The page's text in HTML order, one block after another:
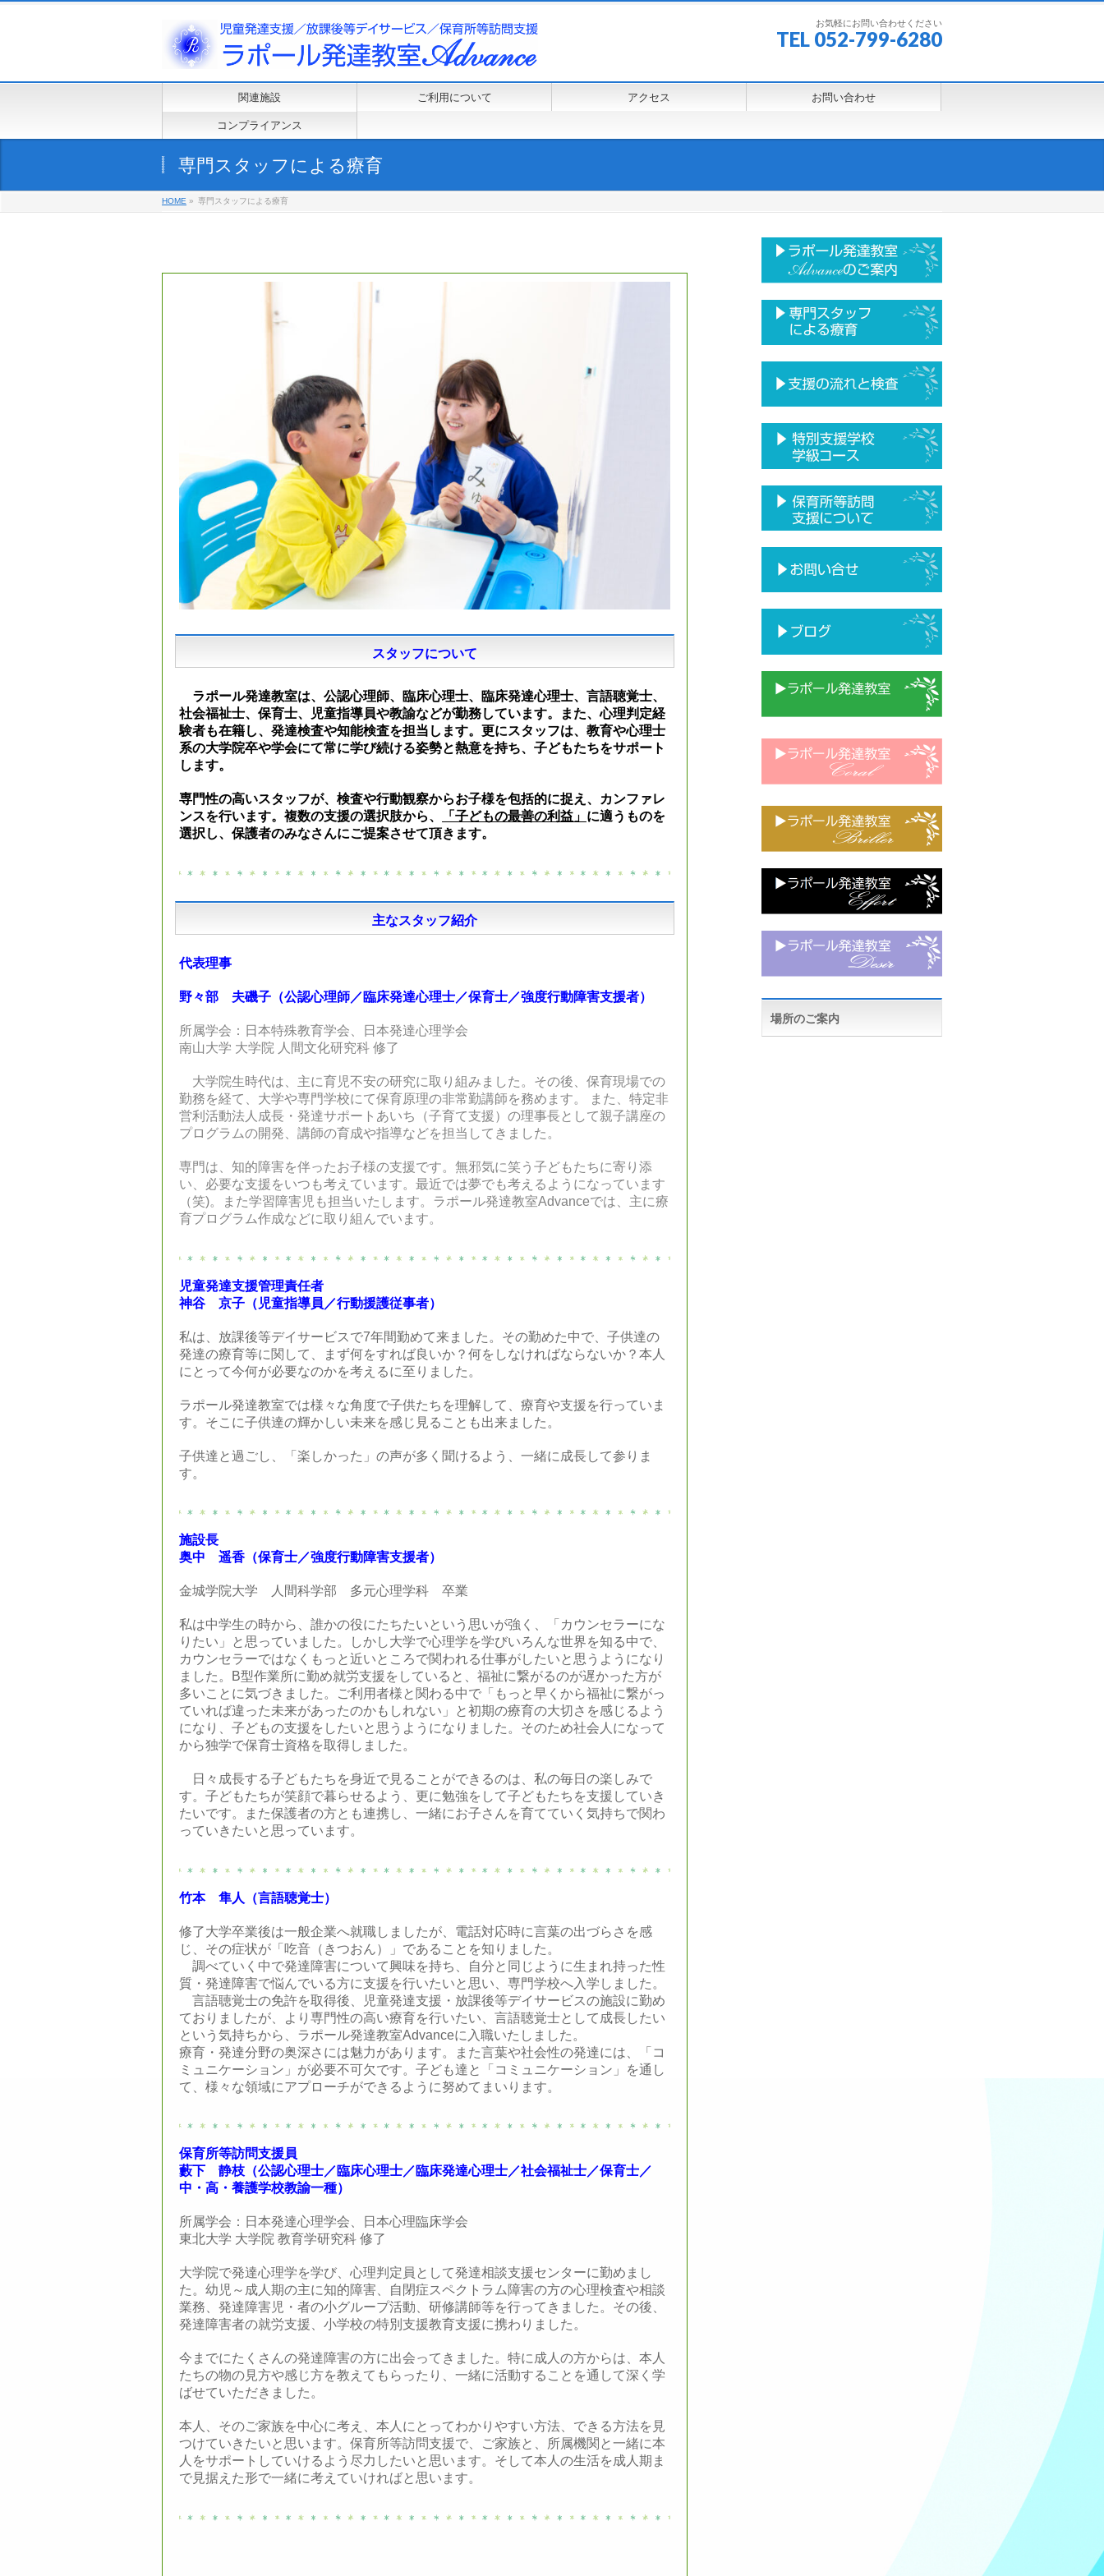
お気軽にお問い合わせください
TEL 052-799-6280
関連施設 ご利用について アクセス お問い合わせ
コンプライアンス
専門スタッフによる療育
HOME » 専門スタッフによる療育
スタッフについて
ラポール発達教室は、公認心理師、臨床心理士、臨床発達心理士、言語聴覚士、
社会福祉士、保育士、児童指導員や教諭などが勤務しています。また、心理判定経
験者も在籍し、発達検査や知能検査を担当します。更にスタッフは、教育や心理士
系の大学院卒や学会にて常に学び続ける姿勢と熱意を持ち、子どもたちをサポート
します。
専門性の高いスタッフが、検査や行動観察からお子様を包括的に捉え、カンファレ
ンスを行います。複数の支援の選択肢から、
「子どもの最善の利益」 に適うものを
選択し、保護者のみなさんにご提案させて頂きます。
主なスタッフ紹介
代表理事
野々部 夫磯子（公認心理師／臨床発達心理士／保育士／強度行動障害支援者）
所属学会：日本特殊教育学会、日本発達心理学会
南山大学 大学院 人間文化研究科 修了
大学院生時代は、主に育児不安の研究に取り組みました。その後、保育現場での
勤務を経て、大学や専門学校にて保育原理の非常勤講師を務めます。 また、特定非
営利活動法人成長・発達サポートあいち（子育て支援）の理事長として親子講座の
プログラムの開発、講師の育成や指導などを担当してきました。
専門は、知的障害を伴ったお子様の支援です。無邪気に笑う子どもたちに寄り添
い、必要な支援をいつも考えています。最近では夢でも考えるようになっています
（笑)。また学習障害児も担当いたします。ラポール発達教室Advanceでは、主に療
育プログラム作成などに取り組んでいます。
児童発達支援管理責任者
神谷 京子（児童指導員 ／行動援護従事者）
私は、放課後等デイサービスで7年間勤めて来ました。その勤めた中で、子供達の
発達の療育等に関して、まず何をすれば良いか？何をしなければならないか？本人
にとって今何が必要なのかを考えるに至りました。
ラポール発達教室では様々な角度で子供たちを理解して、療育や支援を行っていま
す。そこに子供達の輝かしい未来を感じ見ることも出来ました。
子供達と過ごし、「楽しかった」の声が多く聞けるよう、一緒に成長して参りま
す。
施設長
奥中 遥香（保育士／強度行動障害支援者）
金城学院大学 人間科学部 多元心理学科 卒業
私は中学生の時から、誰かの役にたちたいという思いが強く、「カウンセラーにな
りたい」と思っていました。しかし大学で心理学を学びいろんな世界を知る中で、
カウンセラーではなくもっと近いところで関われる仕事がしたいと思うようになり
ました。B型作業所に勤め就労支援をしていると、福祉に繋がるのが遅かった方が
多いことに気づきました。ご利用者様と関わる中で「もっと早くから福祉に繋がっ
ていれば違った未来があったのかもしれない」と初期の療育の大切さを感じるよう
になり、子どもの支援をしたいと思うようになりました。そのため社会人になって
から独学で保育士資格を取得しました。
日々成長する子どもたちを身近で見ることができるのは、私の毎日の楽しみで
す。子どもたちが笑顔で暮らせるよう、更に勉強をして子どもたちを支援していき
たいです。また保護者の方とも連携し、一緒にお子さんを育てていく気持ちで関わ
っていきたいと思っています。
竹本 隼人（言語聴覚士）
修了大学卒業後は一般企業へ就職しましたが、電話対応時に言葉の出づらさを感
じ、その症状が「吃音（きつおん）
」であることを知りました。
調べていく中で発達障害について興味を持ち、自分と同じように生まれ持った性
質・発達障害で悩んでいる方に支援を行いたいと思い、専門学校へ入学しました。
言語聴覚士の免許を取得後、児童発達支援・放課後等デイサービスの施設に勤め
ておりましたが、より専門性の高い療育を行いたい、言語聴覚士として成長したい
という気持ちから、ラポール発達教室Advanceに入職いたしました。
療育・発達分野の奥深さには魅力があります。また言葉や社会性の発達には、「コ
ミュニケーション」が必要不可欠です。子ども達と「コミュニケーション」を通し
て、様々な領域にアプローチができるように努めてまいります。
保育所等訪問支援員
藪下 静枝（公認心理士／臨床心理士／臨床発達心理士／社会福祉士／保育士／
中・高・養護学校教諭一種）
所属学会：日本発達心理学会、日本心理臨床学会
東北大学 大学院 教育学研究科 修了
大学院で発達心理学を学び、心理判定員として発達相談支援センターに勤めまし
た。幼児～成人期の主に知的障害、自閉症スペクトラム障害の方の心理検査や相談
業務、発達障害児・者の小グループ活動、研修講師等を行ってきました。その後、
発達障害者の就労支援、小学校の特別支援教育支援に携わりました。
今までにたくさんの発達障害の方に出会ってきました。特に成人の方からは、本人
たちの物の見方や感じ方を教えてもらったり、一緒に活動することを通して深く学
ばせていただきました。
本人、そのご家族を中心に考え、本人にとってわかりやすい方法、できる方法を見
つけていきたいと思います。保育所等訪問支援で、ご家族と、所属機関と一緒に本
人をサポートしていけるよう尽力したいと思います。そして本人の生活を成人期ま
で見据えた形で一緒に考えていければと思います。
場所のご案内